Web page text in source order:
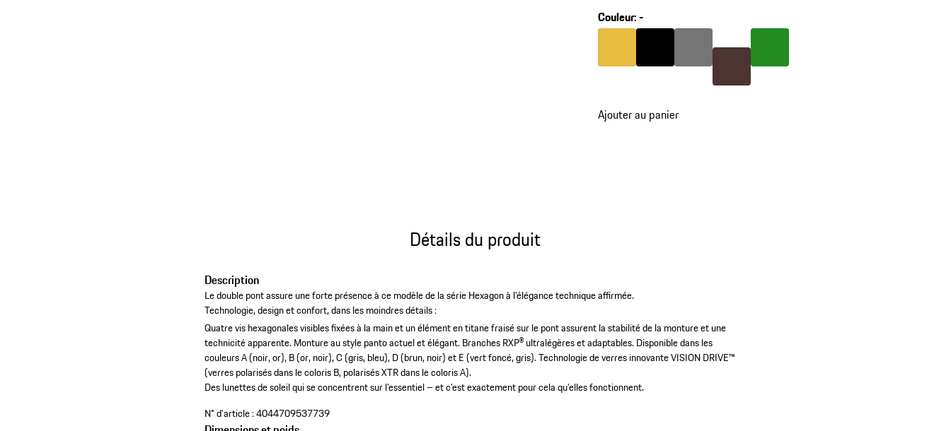
Couleur:-
Couleur
Or
Couleur Couleur Gris NardoCouleur
Ajouter au panier
Détails du produit
Description
Le double pont assure une forte présence à ce modèle de la série Hexagon à l’élégance technique affirmée.
Technologie, design et confort, dans les moindres détails :
Quatre vis hexagonales visibles fixées à la main et un élément en titane fraisé sur le pont assurent la stabilité de la monture et une
technicité apparente.Monture au style panto actuel et élégant.Branches RXP® ultralégères et adaptables.Disponible dans les
couleurs A (noir, or), B (or, noir), C (gris, bleu), D (brun, noir) et E (vert foncé, gris).Technologie de verres innovante VISION DRIVE™
(verres polarisés dans le coloris B, polarisés XTR dans le coloris A).
Des lunettes de soleil qui se concentrent sur l’essentiel – et c’est exactement pour cela qu’elles fonctionnent.
N° d'article :4044709537739